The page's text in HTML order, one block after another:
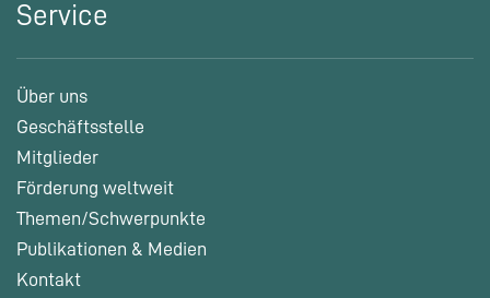
Service
Über uns
Geschäftsstelle
Mitglieder
Förderung weltweit
Themen/Schwerpunkte
Publikationen & Medien
Kontakt